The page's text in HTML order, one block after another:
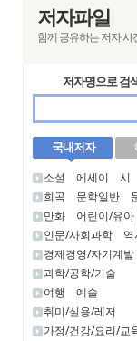
저자파일
함께 공유하는 저자 사
저자명으로 검
국내저자
소설 에세이
시
희곡
문학일반
만화
어린이/유아
인문/사회과학
경제경영/자기계발
과학/공학/기술
여행
예술
취미/실용/레저
가정/건강/요리/교